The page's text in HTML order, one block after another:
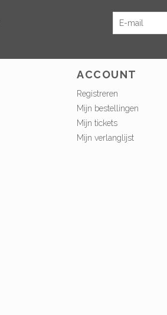
ACCOUNT
Registreren
Mijn bestellingen
Mijn tickets
Mijn verlanglijst